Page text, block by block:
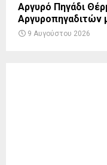
Αργυρό Πηγάδι
Αργυροπηγαδιτών
9 Αυγούστου 2026